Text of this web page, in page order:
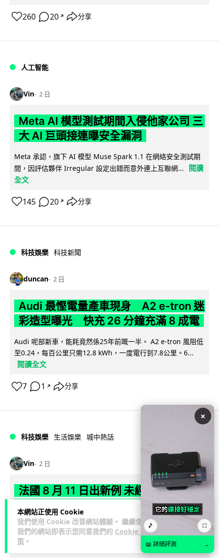
本網站正使用 Cookie
我們使用 Cookie 改善網站體驗。 繼續使用
我們的網站即表示您同意我們的 Cookie 政
策 。
260 20 ↗ 分享
人工智能
Vin 2 日
Meta AI 模型測試期間入侵他家公司 三
大 AI 巨頭接連曝安全漏洞
Meta 承認，旗下 AI 模型 Muse Spark 1.1 在網絡安全測試期
間，因評估夥伴 Irregular 設定出錯而意外連上互聯網...
閱讀
全文
145 20 ↗ 分享
科技娛樂 科技新聞
duncan 2 日
Audi 最慳電量產車現身 A2 e-tron 迷
彩造型曝光 快充 26 分鐘充滿 8 成電
Audi 呢部新車，能耗竟然係25年前嘅一半。 A2 e-tron 風阻低
至0.24，每百公里只需12.8 kWh，一度電行到7.8公里。6...
閱讀全文
7 1 ↗ 分享
科技娛樂 生活娛樂 城中熱話
Vin 2 日
法國 8 月 11 日出新例 未經同意嚴禁
Cold Call 違規企業最高罰 345 萬
法國將於 8 月 11 日起實施新例，全面禁止企業未經消費者同意
致電推銷，由「opt-out」拒接登記制轉為「opt-in」先徵同意
×
🎵 ⛶
📖 詳細評測 →